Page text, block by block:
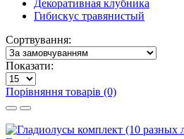
Декоративная клубника
Гибискус травянистый
Сортвування:
Показати:
Порівняння товарів (0)